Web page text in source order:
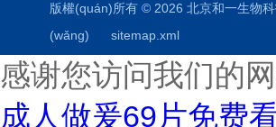
版權(quán)所有 © 2026 北京和一生
(wǎng)
sitemap.xml
感谢您访问我们的
成人做爰69片免费